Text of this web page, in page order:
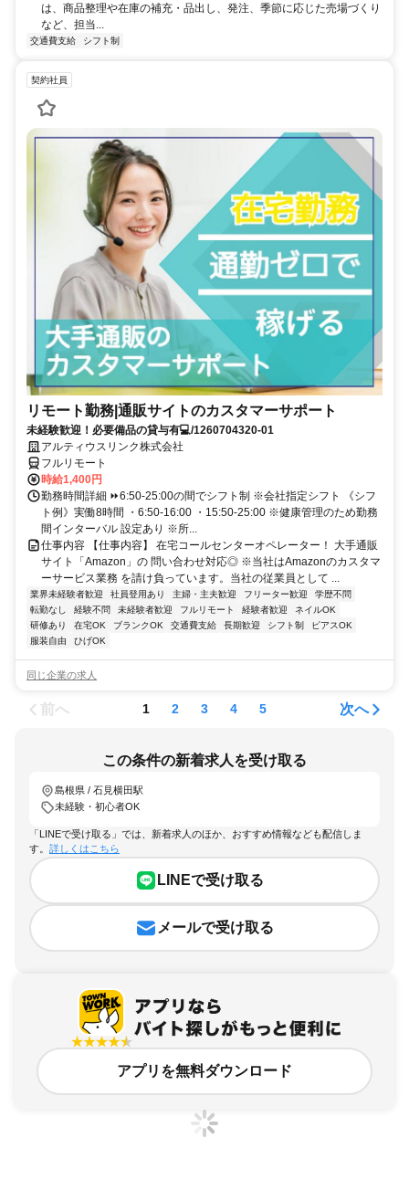
は、商品整理や在庫の補充・品出し、発注、季節に応じた売場づくり
など、担当...
交通費支給 シフト制
契約社員
リモート勤務|通販サイトのカスタマーサポート
未経験歓迎！必要備品の貸与有💻/1260704320-01
アルティウスリンク株式会社
フルリモート
時給1,400円
勤務時間詳細 ⏩6:50-25:00の間でシフト制 ※会社指定シフト 《シフ
ト例》実働8時間 ・6:50-16:00 ・15:50-25:00 ※健康管理のため勤務
間インターバル 設定あり ※所...
仕事内容 【仕事内容】 在宅コールセンターオペレーター！ 大手通販
サイト「Amazon」の 問い合わせ対応◎ ※当社はAmazonのカスタマ
ーサービス業務 を請け負っています。当社の従業員として ...
業界未経験者歓迎 社員登用あり 主婦・主夫歓迎 フリーター歓迎
学歴不問
転勤なし
経験不問 未経験者歓迎 フルリモート 経験者歓迎
ネイルOK
研修あり
在宅OK ブランクOK 交通費支給 長期歓迎 シフト制
ピアスOK
服装自由
ひげOK
同じ企業の求人
前へ 1 2 3 4 5 次へ
この条件の新着求人を受け取る
島根県 / 石見横田駅
未経験・初心者OK
「LINEで受け取る」では、新着求人のほか、おすすめ情報なども配信しま
す。 詳しくはこちら
LINEで受け取る
メールで受け取る
アプリを無料ダウンロード